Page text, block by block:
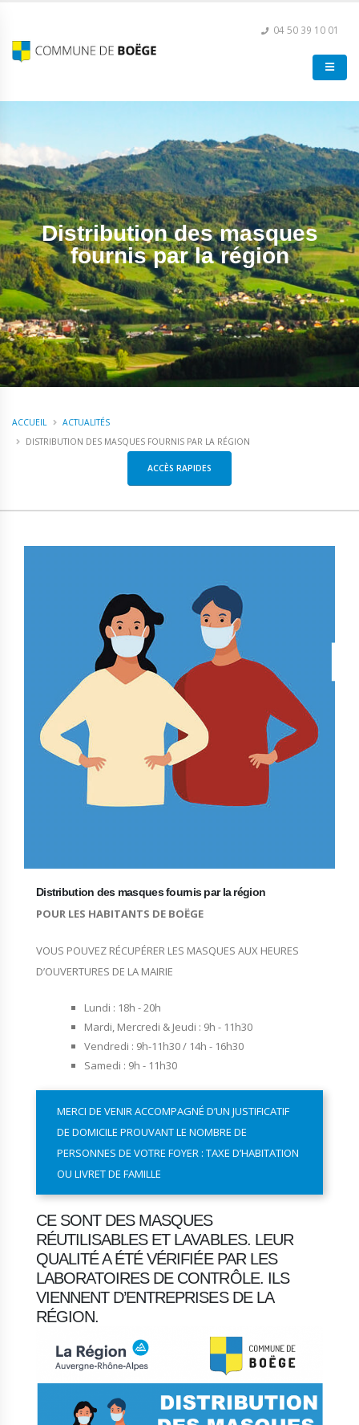
04 50 39 10 01
Distribution des masques
fournis par la région
ACCUEIL
ACTUALITÉS
DISTRIBUTION DES MASQUES FOURNIS PAR LA RÉGION
ACCÈS RAPIDES
Distribution des masques fournis par la région
POUR LES HABITANTS DE BOËGE
VOUS POUVEZ RÉCUPÉRER LES MASQUES AUX HEURES
D’OUVERTURES DE LA MAIRIE
Lundi : 18h - 20h
Mardi, Mercredi & Jeudi : 9h - 11h30
Vendredi : 9h-11h30 / 14h - 16h30
Samedi : 9h - 11h30
MERCI DE VENIR ACCOMPAGNÉ D’UN JUSTIFICATIF
DE DOMICILE PROUVANT LE NOMBRE DE
PERSONNES DE VOTRE FOYER : TAXE D’HABITATION
OU LIVRET DE FAMILLE
CE SONT DES MASQUES
RÉUTILISABLES ET LAVABLES. LEUR
QUALITÉ A ÉTÉ VÉRIFIÉE PAR LES
LABORATOIRES DE CONTRÔLE. ILS
VIENNENT D’ENTREPRISES DE LA
RÉGION.